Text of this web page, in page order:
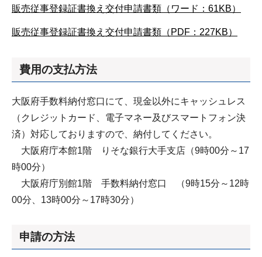
販売従事登録証書換え交付申請書類（ワード：61KB）
販売従事登録証書換え交付申請書類（PDF：227KB）
費用の支払方法
大阪府手数料納付窓口にて、現金以外にキャッシュレス
（クレジットカード、電子マネー及びスマートフォン決
済）対応しておりますので、納付してください。
大阪府庁本館1階 りそな銀行大手支店（9時00分～17
時00分）
大阪府庁別館1階 手数料納付窓口 （9時15分～12時
00分、13時00分～17時30分）
申請の方法